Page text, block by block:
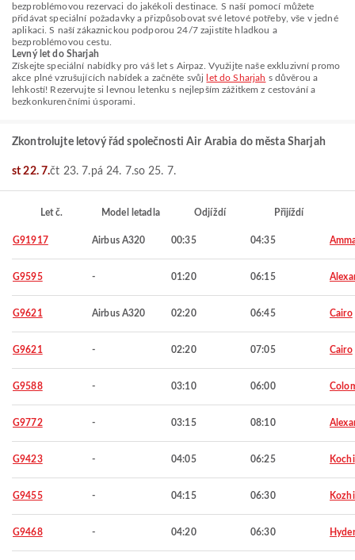
bezproblémovou rezervaci do jakékoli destinace. S naší pomocí můžete
přidávat speciální požadavky a přizpůsobovat své letové potřeby, vše v jedné
aplikaci. S naší zákaznickou podporou 24/7 zajistíte hladkou a
bezproblémovou cestu.
Levný let do Sharjah
Získejte speciální nabídky pro váš let s Airpaz. Využijte naše exkluzivní promo
akce plné vzrušujících nabídek a začněte svůj
let do Sharjah s důvěrou a
lehkostí! Rezervujte si levnou letenku s nejlepším zážitkem z cestování a
bezkonkurenčními úsporami.
Zkontrolujte letový řád společnosti Air Arabia do města Sharjah
st 22. 7.čt 23. 7.pá 24. 7.so 25. 7.
Let č. Model letadla Odjíždí Přijíždí
G91917 Airbus A320 00:35 04:35
G9595 - 01:20 06:15
G9621 Airbus A320 02:20 06:45 Cairo
G9621 - 02:20 07:05 Cairo
G9588 - 03:10 06:00
G9772 - 03:15 08:10
G9423 - 04:05 06:25 Kochi
G9455 - 04:15 06:30
G9468 - 04:20 06:30